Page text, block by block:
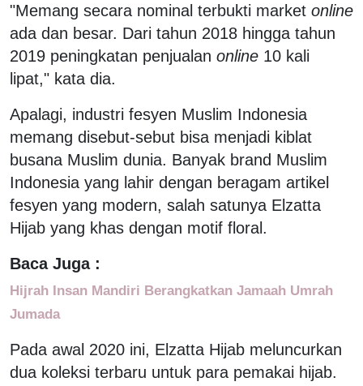
"Memang secara nominal terbukti market online
ada dan besar. Dari tahun 2018 hingga tahun
2019 peningkatan penjualan online 10 kali
lipat," kata dia.
Apalagi, industri fesyen Muslim Indonesia
memang disebut-sebut bisa menjadi kiblat
busana Muslim dunia. Banyak brand Muslim
Indonesia yang lahir dengan beragam artikel
fesyen yang modern, salah satunya Elzatta
Hijab yang khas dengan motif floral.
Baca Juga :
Hijrah Insan Mandiri Berangkatkan Jamaah Umrah
Jumada
Pada awal 2020 ini, Elzatta Hijab meluncurkan
dua koleksi terbaru untuk para pemakai hijab.